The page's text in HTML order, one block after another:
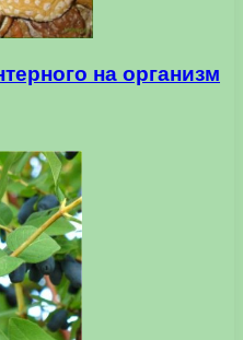
на организм